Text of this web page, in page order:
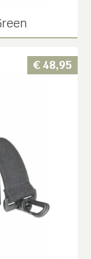
€48,95